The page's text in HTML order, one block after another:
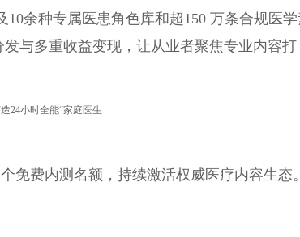
余种专属医患角色库和超150 万条合规医
与多重收益变现，让从业者聚焦专业内容打
免费内测名额，持续激活权威医疗内容生态。